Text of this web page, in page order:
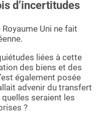
d’incertitudes
Uni ne fait
liées à cette
des biens et des
également posée
advenir du transfert
seraient les
?